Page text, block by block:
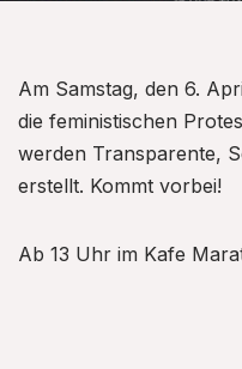
Am Samstag, den 6.
die feministischen
werden Transparente,
erstellt. Kommt vorbei!
Ab 13 Uhr im Kafe